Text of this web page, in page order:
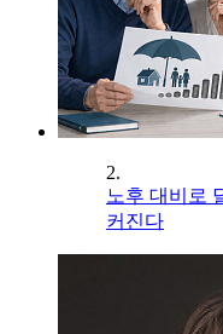
2.
노후 대비로
커진다